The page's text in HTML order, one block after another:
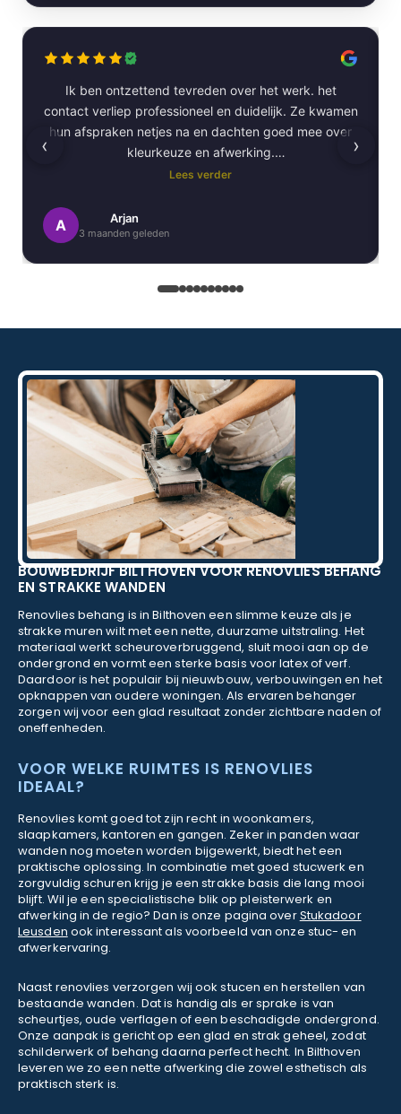
Ik ben ontzettend tevreden over het werk. het
contact verliep professioneel en duidelijk. Ze kwamen
hun afspraken netjes na en dachten goed mee over
kleurkeuze en afwerking.
uitgevoerd. Alles is strak afgewerkt en ze werkten
netjes en zorgvuldig, met oog voor detail. .
Lees verder
A Arjan
3 maanden geleden
‹ ›
BOUWBEDRIJF BILTHOVEN VOOR RENOVLIES BEHANG
EN STRAKKE WANDEN
Renovlies behang is in Bilthoven een slimme keuze als je
strakke muren wilt met een nette, duurzame uitstraling. Het
materiaal werkt scheuroverbruggend, sluit mooi aan op de
ondergrond en vormt een sterke basis voor latex of verf.
Daardoor is het populair bij nieuwbouw, verbouwingen en het
opknappen van oudere woningen. Als ervaren behanger
zorgen wij voor een glad resultaat zonder zichtbare naden of
oneffenheden.
VOOR WELKE RUIMTES IS RENOVLIES
IDEAAL?
Renovlies komt goed tot zijn recht in woonkamers,
slaapkamers, kantoren en gangen. Zeker in panden waar
wanden nog moeten worden bijgewerkt, biedt het een
praktische oplossing. In combinatie met goed stucwerk en
zorgvuldig schuren krijg je een strakke basis die lang mooi
blijft. Wil je een specialistische blik op pleisterwerk en
afwerking in de regio? Dan is onze pagina overStukadoor
Leusden ook interessant als voorbeeld van onze stuc- en
afwerkervaring.
Naast renovlies verzorgen wij ook stucen en herstellen van
bestaande wanden. Dat is handig als er sprake is van
scheurtjes, oude verflagen of een beschadigde ondergrond.
Onze aanpak is gericht op een glad en strak geheel, zodat
schilderwerk of behang daarna perfect hecht. In Bilthoven
leveren we zo een nette afwerking die zowel esthetisch als
praktisch sterk is.